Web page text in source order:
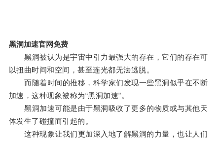
黑洞加速官网免费
黑洞被认为是宇宙中引力最强大的存在，它们的存在可
以扭曲时间和空间，甚至连光都无法逃脱。
而随着时间的推移，科学家们发现一些黑洞似乎在不断
加速，这种现象被称为“黑洞加速”。
黑洞加速可能是由于黑洞吸收了更多的物质或与其他天
体发生了碰撞而引起的。
这种现象让我们更加深入地了解黑洞的力量，也让人们